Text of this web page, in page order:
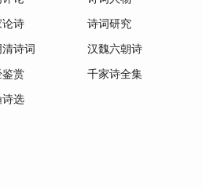
论诗 诗词研究
诗词 汉魏六朝诗
鉴赏 千家诗全集
诗选